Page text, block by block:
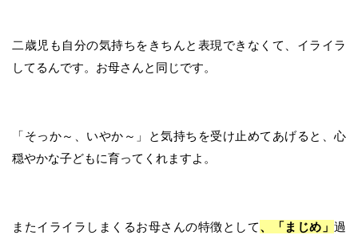
二歳児も自分の気持ちをきちんと表現できなくて、イライラ
してるんです。お母さんと同じです。
「そっか～、いやか～」と気持ちを受け止めてあげると、心
穏やかな子どもに育ってくれますよ。
またイライラしまくるお母さんの特徴として、「まじめ」 過